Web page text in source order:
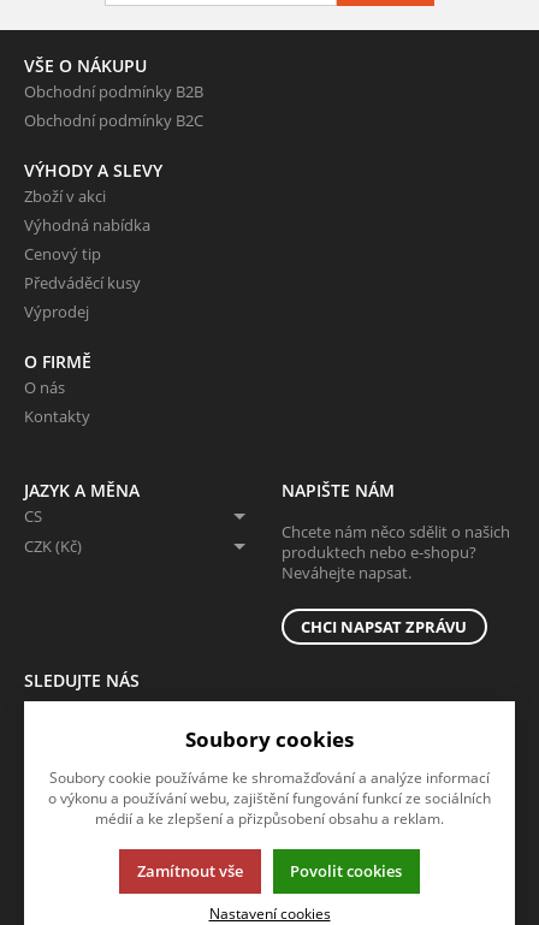
VŠE O NÁKUPU
Obchodní podmínky B2B
Obchodní podmínky B2C
VÝHODY A SLEVY
Zboží v akci
Výhodná nabídka
Cenový tip
Předváděcí kusy
Výprodej
O FIRMĚ
O nás
Kontakty
JAZYK A MĚNA
CS
CZK (Kč)
NAPIŠTE NÁM
Chcete nám něco sdělit o našich
produktech nebo e-shopu?
Neváhejte napsat.
CHCI NAPSAT ZPRÁVU
SLEDUJTE NÁS
Tato stránka používá soubory cookies. Klikněte pro více informací.
Soubory cookies
Soubory cookie používáme ke shromažďování a analýze informací
o výkonu a používání webu, zajištění fungování funkcí ze sociálních
médií a ke zlepšení a přizpůsobení obsahu a reklam.
Zamítnout vše Povolit cookies
Nastavení cookies